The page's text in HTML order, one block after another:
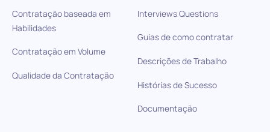
Contratação baseada em
Habilidades
Contratação em Volume
Qualidade da Contratação
Interviews Questions
Guias de como contratar
Descrições de Trabalho
Histórias de Sucesso
Documentação